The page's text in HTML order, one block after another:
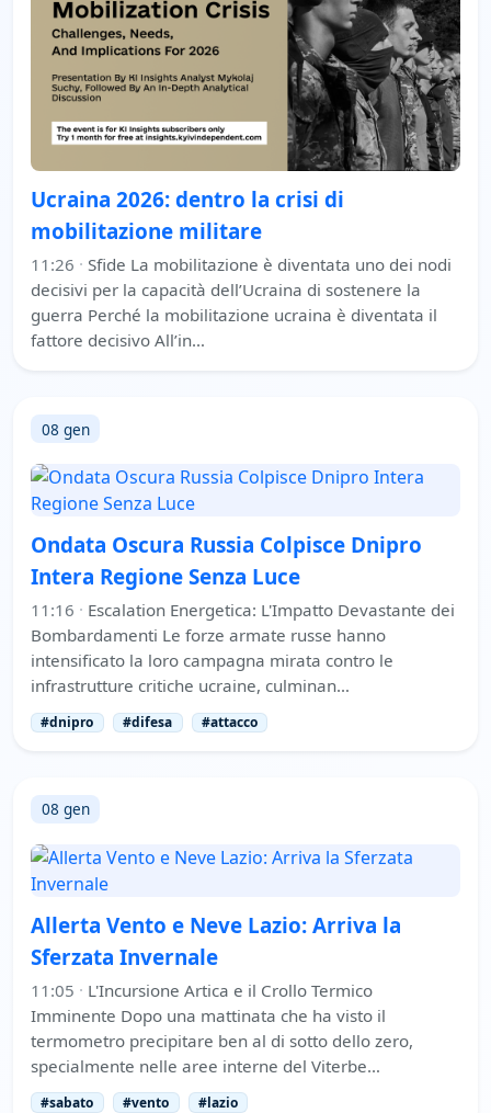
Ucraina 2026: dentro la crisi di
mobilitazione militare
11:26 · Sfide La mobilitazione è diventata uno dei nodi
decisivi per la capacità dell’Ucraina di sostenere la
guerra Perché la mobilitazione ucraina è diventata il
fattore decisivo All’in…
08 gen
Ondata Oscura Russia Colpisce Dnipro
Intera Regione Senza Luce
11:16 · Escalation Energetica: L'Impatto Devastante dei
Bombardamenti Le forze armate russe hanno
intensificato la loro campagna mirata contro le
infrastrutture critiche ucraine, culminan…
#dnipro #difesa #attacco
08 gen
Allerta Vento e Neve Lazio: Arriva la
Sferzata Invernale
11:05 · L'Incursione Artica e il Crollo Termico
Imminente Dopo una mattinata che ha visto il
termometro precipitare ben al di sotto dello zero,
specialmente nelle aree interne del Viterbe…
#sabato #vento #lazio